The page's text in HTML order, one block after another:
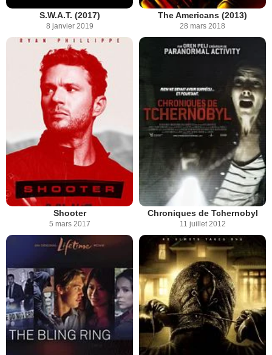
S.W.A.T. (2017)
8 janvier 2019
The Americans (2013)
28 mars 2018
Shooter
5 mars 2017
Chroniques de Tchernobyl
11 juillet 2012